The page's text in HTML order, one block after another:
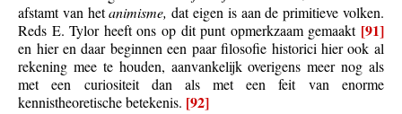
afstamt van hetanimisme,dat eigen is aan de primitieve volken.
Reds E. Tylor heeft ons op dit punt opmerkzaam gemaakt [91]
en hier en daar beginnen een paar filosofie historici hier ook al
rekening mee te houden, aanvankelijk overigens meer nog als
met een curiositeit dan als met een feit van enorme
kennistheoretische betekenis. [92]